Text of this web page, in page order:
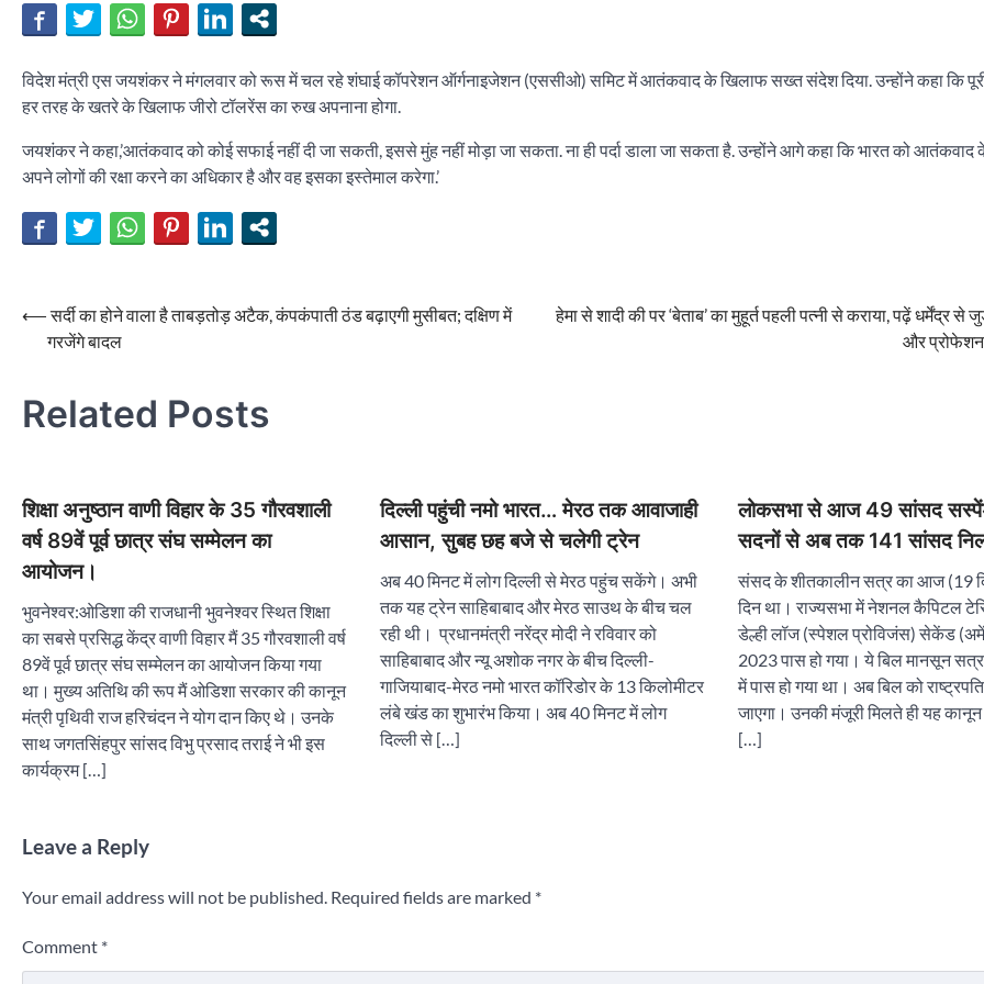
विदेश मंत्री एस जयशंकर ने मंगलवार को रूस में चल रहे शंघाई कॉपरेशन ऑर्गनाइजेशन (एससीओ) समिट में आतंकवाद के खिलाफ सख्त संदेश दिया. उन्होंने कहा कि
हर तरह के खतरे के खिलाफ जीरो टॉलरेंस का रुख अपनाना होगा.
जयशंकर ने कहा,’आतंकवाद को कोई सफाई नहीं दी जा सकती, इससे मुंह नहीं मोड़ा जा सकता. ना ही पर्दा डाला जा सकता है. उन्होंने आगे कहा कि भारत को
अपने लोगों की रक्षा करने का अधिकार है और वह इसका इस्तेमाल करेगा.’
Post
navigation
⟵सर्दी का होने वाला है ताबड़तोड़ अटैक, कंपकंपाती ठंड बढ़ाएगी मुसीबत; दक्षिण में
गरजेंगे बादल
हेमा से शादी की पर ‘बेताब’ का मुहूर्त पहली पत्नी से कराया, पढ़ें धर्मेंद्र से
और
Related Posts
शिक्षा अनुष्ठान वाणी विहार के 35 गौरवशाली
वर्ष 89वें पूर्व छात्र संघ सम्मेलन का
आयोजन।
भुवनेश्वर:ओडिशा की राजधानी भुवनेश्वर स्थित शिक्षा
का सबसे प्रसिद्ध केंद्र वाणी विहार मैं 35 गौरवशाली वर्ष
89वें पूर्व छात्र संघ सम्मेलन का आयोजन किया गया
था। मुख्य अतिथि की रूप मैं ओडिशा सरकार की कानून
मंत्री पृथिवी राज हरिचंदन ने योग दान किए थे। उनके
साथ जगतसिंहपुर सांसद विभु प्रसाद तराई ने भी इस
कार्यक्रम […]
दिल्ली पहुंची नमो भारत… मेरठ तक आवाजाही
आसान, सुबह छह बजे से चलेगी ट्रेन
अब 40 मिनट में लोग दिल्ली से मेरठ पहुंच सकेंगे। अभी
तक यह ट्रेन साहिबाबाद और मेरठ साउथ के बीच चल
रही थी। प्रधानमंत्री नरेंद्र मोदी ने रविवार को
साहिबाबाद और न्यू अशोक नगर के बीच दिल्ली-
गाजियाबाद-मेरठ नमो भारत कॉरिडोर के 13 किलोमीटर
लंबे खंड का शुभारंभ किया। अब 40 मिनट में लोग
दिल्ली से […]
लोकसभा से आज 49 सांसद
सदनों से अब तक 141 सांसद
संसद के शीतकालीन सत्र का आज (19
दिन था। राज्यसभा में नेशनल कैपिटल
डेल्ही लॉज (स्पेशल प्रोविजंस) सेकेंड
2023 पास हो गया। ये बिल मानसून
में पास हो गया था। अब बिल को
जाएगा। उनकी मंजूरी मिलते ही यह
[…]
Leave a Reply
Your email address will not be published. Required fields are marked *
Comment *